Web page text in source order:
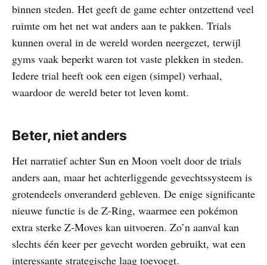
binnen steden. Het geeft de game echter ontzettend veel
ruimte om het net wat anders aan te pakken. Trials
kunnen overal in de wereld worden neergezet, terwijl
gyms vaak beperkt waren tot vaste plekken in steden.
Iedere trial heeft ook een eigen (simpel) verhaal,
waardoor de wereld beter tot leven komt.
Beter, niet anders
Het narratief achter Sun en Moon voelt door de trials
anders aan, maar het achterliggende gevechtssysteem is
grotendeels onveranderd gebleven. De enige significante
nieuwe functie is de Z-Ring, waarmee een pokémon
extra sterke Z-Moves kan uitvoeren. Zo’n aanval kan
slechts één keer per gevecht worden gebruikt, wat een
interessante strategische laag toevoegt.